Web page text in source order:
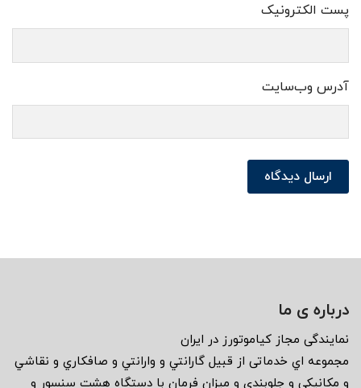
پست الکترونیک
آدرس وب‌سایت
ارسال دیدگاه
درباره ی ما
نمايندگى مجاز كياموتورز در ايران
مجموعه اي خدماتى از قبيل گارانتي و وارانتي و صافكاري و نقاشي
و مكانيكي و جلوبندي و ميزان فرمان با دستگاه هشت سنسور و